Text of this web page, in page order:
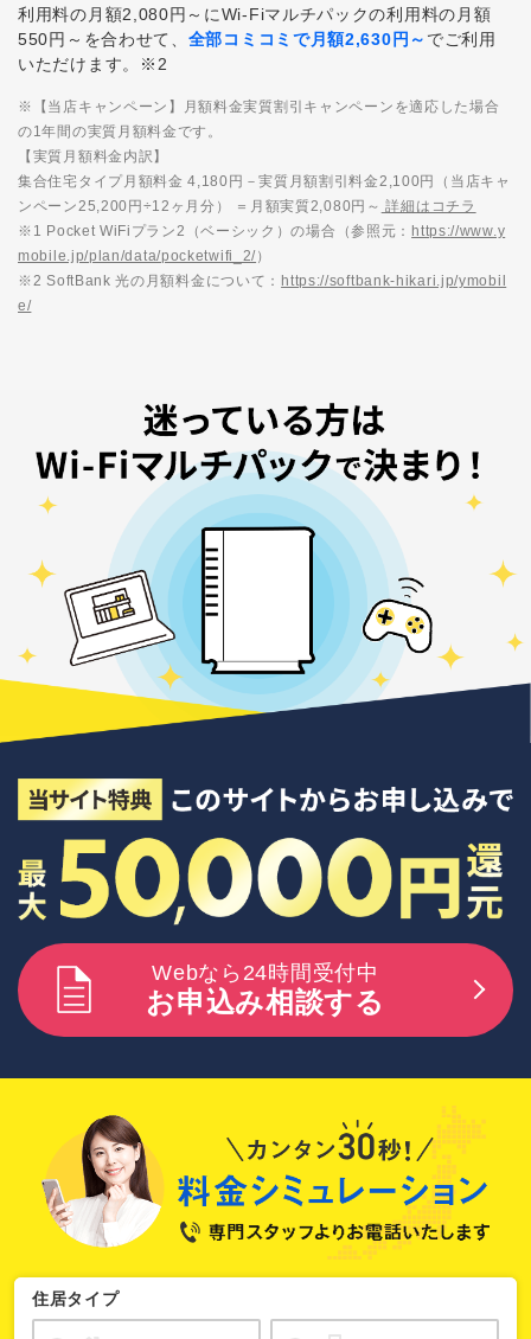
利用料の月額2,080円～にWi-Fiマルチパックの利用料の月額
550円～を合わせて、 全部コミコミで月額2,630円～ でご利用
いただけます。※2
※【当店キャンペーン】月額料金実質割引キャンペーンを適応した場合
の1年間の実質月額料金です。
【実質月額料金内訳】
集合住宅タイプ月額料金 4,180円－実質月額割引料金2,100円（当店キャ
ンペーン25,200円÷12ヶ月分） ＝月額実質2,080円～ 詳細はコチラ
※1 Pocket WiFiプラン2（ベーシック）の場合（参照元： https://www.y
mobile.jp/plan/data/pocketwifi_2/）
※2 SoftBank 光の月額料金について： https://softbank-hikari.jp/ymobil
e/
Webなら24時間受付中
お申込み相談する